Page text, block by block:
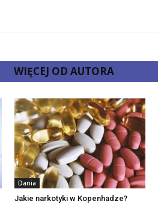
WIĘCEJ OD AUTORA
Dania
Jakie narkotyki w Kopenhadze?